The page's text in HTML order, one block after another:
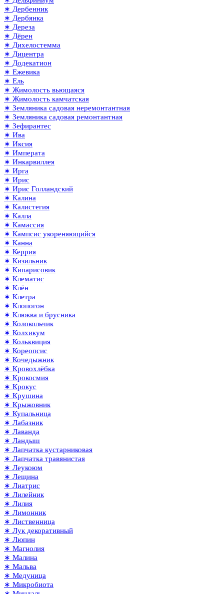
∗ Дербенник
∗ Дербянка
∗ Дереза
∗ Дёрен
∗ Дихелостемма
∗ Дицентра
∗ Додекатион
∗ Ежевика
∗ Ель
∗ Жимолость вьющаяся
∗ Жимолость камчатская
∗ Земляника садовая неремонтантная
∗ Земляника садовая ремонтантная
∗ Зефирантес
∗ Ива
∗ Иксия
∗ Императа
∗ Инкарвиллея
∗ Ирга
∗ Ирис
∗ Ирис Голландский
∗ Калина
∗ Калистегия
∗ Калла
∗ Камассия
∗ Кампсис укореняющийся
∗ Канна
∗ Керрия
∗ Кизильник
∗ Кипарисовик
∗ Клематис
∗ Клён
∗ Клетра
∗ Клопогон
∗ Клюква и брусника
∗ Колокольчик
∗ Колхикум
∗ Кольквиция
∗ Кореопсис
∗ Кочедыжник
∗ Кровохлёбка
∗ Крокосмия
∗ Крокус
∗ Крушина
∗ Крыжовник
∗ Купальница
∗ Лабазник
∗ Лаванда
∗ Ландыш
∗ Лапчатка кустарниковая
∗ Лапчатка травянистая
∗ Леукоюм
∗ Лещина
∗ Лиатрис
∗ Лилейник
∗ Лилия
∗ Лимонник
∗ Лиственница
∗ Лук декоративный
∗ Люпин
∗ Магнолия
∗ Малина
∗ Мальва
∗ Медуница
∗ Микробиота